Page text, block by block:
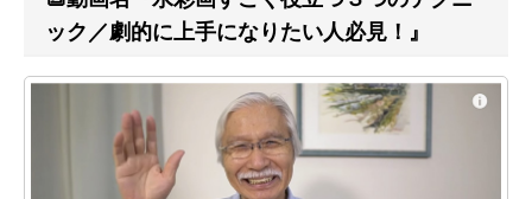
ック／劇的に上手になりたい人必見！』